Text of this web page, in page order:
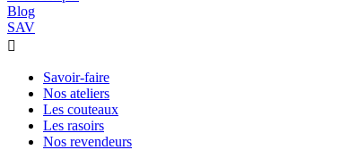
Blog
SAV

Savoir-faire
Nos ateliers
Les couteaux
Les rasoirs
Nos revendeurs